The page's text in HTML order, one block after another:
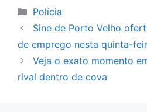
Categorias
Polícia
Sine de Porto Velho
de emprego nesta quinta-
Veja o exato momento
rival dentro de cova